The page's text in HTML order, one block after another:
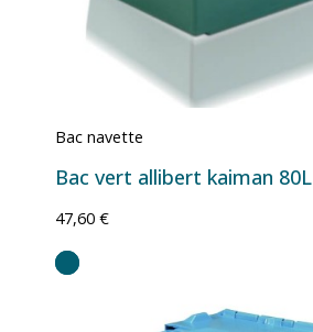
Bac navette
Bac vert allibert kaiman 80L
47,60 €